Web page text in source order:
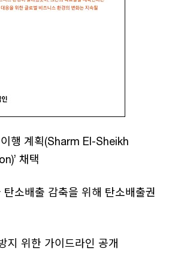
이행 계획(Sharm El-Sheikh
채택
소배출 감축을 위해 탄소배출권
지 위한 가이드라인 공개